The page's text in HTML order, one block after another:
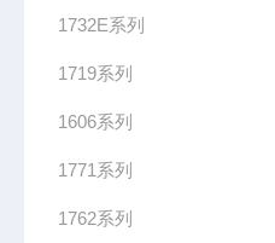
1732E系列
1719系列
1606系列
1771系列
1762系列